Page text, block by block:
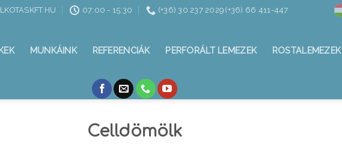
07:00 - 15:30 (+36) 30 237 2029 (+36) 66 411-447
MUNKÁINK REFERENCIÁK PERFORÁLT LEMEZEK ROSTALEMEZEK
Celldömölk